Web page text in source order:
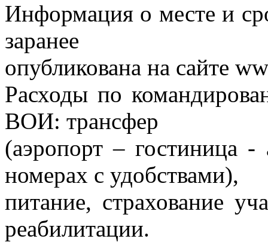
Информация о месте и
заранее
опубликована на сайте
Расходы по
ВОИ: трансфер
(аэропорт – гостиница
номерах с удобствами),
питание, страхование
реабилитации.